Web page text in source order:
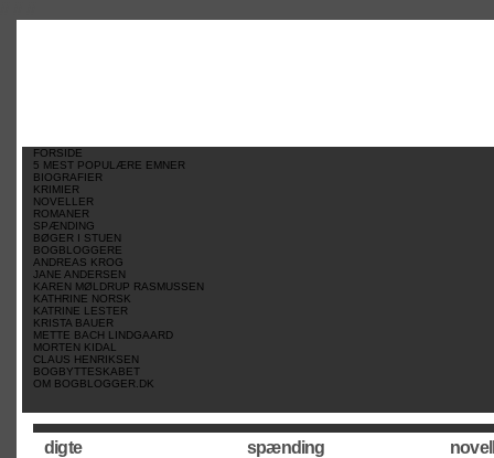
FORSIDE
5 MEST POPULÆRE EMNER
BIOGRAFIER
KRIMIER
NOVELLER
ROMANER
SPÆNDING
BØGER I STUEN
BOGBLOGGERE
ANDREAS KROG
JANE ANDERSEN
KAREN MØLDRUP RASMUSSEN
KATHRINE NORSK
KATRINE LESTER
KRISTA BAUER
METTE BACH LINDGAARD
MORTEN KIDAL
CLAUS HENRIKSEN
BOGBYTTESKABET
OM BOGBLOGGER.DK
digte spænding